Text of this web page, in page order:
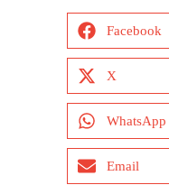
Facebook
X
WhatsApp
Email